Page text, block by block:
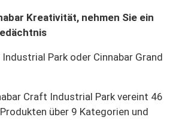
Kreativität, nehmen Sie ein
Park oder Cinnabar Grand
Craft Industrial Park vereint 46
über 9 Kategorien und